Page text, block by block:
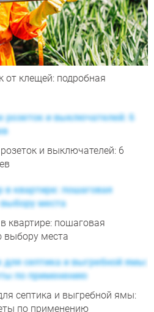
от клещей: подробная
и выключателей: 6
квартире: пошаговая
выбору места
септика и выгребной ямы:
по применению